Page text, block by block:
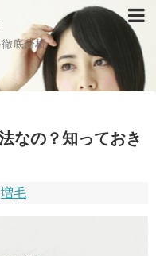
底分析
なの？知っておき
増毛